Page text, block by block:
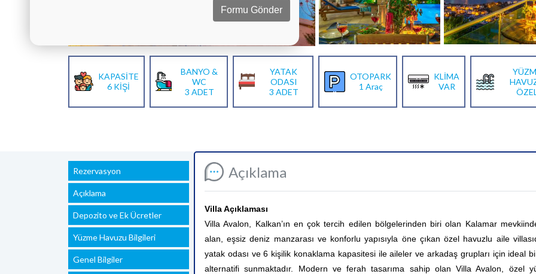
KAPASİTE
6 KİŞİ
BANYO &
WC
3 ADET
YATAK
ODASI
3 ADET
OTOPARK
1 Araç
KLİMA
VAR
Rezervasyon
Açıklama
Depozito ve Ek Ücretler
Yüzme Havuzu Bilgileri
Genel Bilgiler
Açıklama
Villa Açıklaması
Villa Avalon, Kalkan’ın en çok tercih edilen bölgelerinden biri olan Kalamar
alan, eşsiz deniz manzarası ve konforlu yapısıyla öne çıkan özel havuzlu aile
yatak odası ve 6 kişilik konaklama kapasitesi ile aileler ve arkadaş grupları için ideal
alternatifi sunmaktadır. Modern ve ferah tasarıma sahip olan Villa Avalon, özel
Formu Gönder